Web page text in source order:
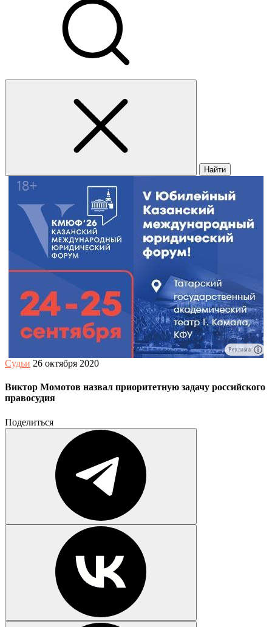
Найти
Реклама
Судьи 26 октября 2020
Виктор Момотов назвал приоритетную задачу российского
правосудия
Поделиться